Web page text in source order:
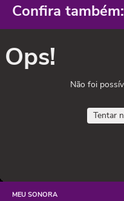
Confira também:
Ops!
Não foi
Tentar
MEU SONORA